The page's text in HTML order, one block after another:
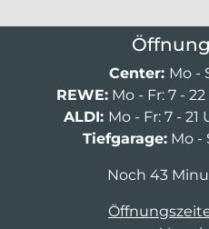
Center: Mo -
REWE: Mo - Fr: 7 -
ALDI: Mo - Fr: 7 - 21
Tiefgarage:Mo -
Noch 43